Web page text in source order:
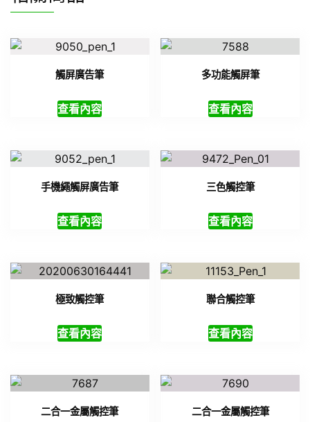
觸屏廣告筆
查看內容
多功能觸屏筆
查看內容
手機繩觸屏廣告筆
查看內容
三色觸控筆
查看內容
極致觸控筆
查看內容
聯合觸控筆
查看內容
二合一金屬觸控筆 二合一金屬觸控筆